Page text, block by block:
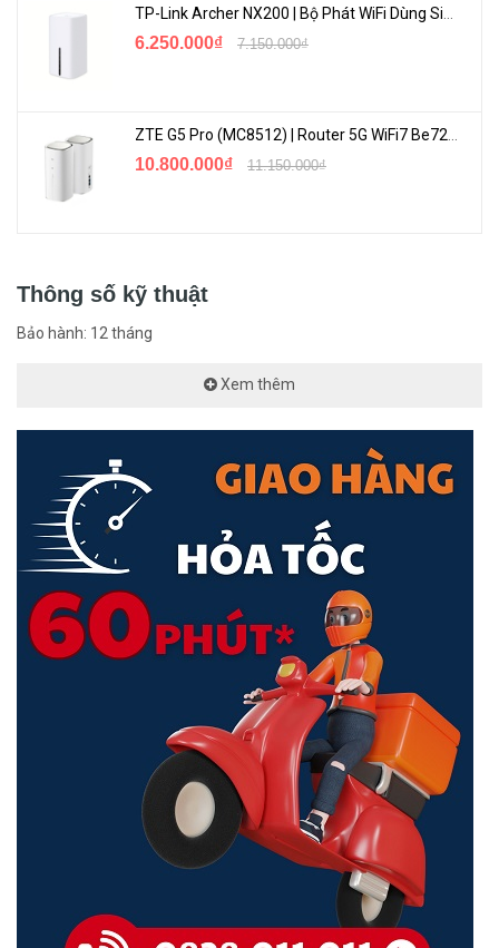
<Hotline: 0828.011.011 - (028)7300.2021 - VoHoang.vn>
6.250.000₫ 7.150.000₫
10.800.000₫ 11.150.000₫
Thông số kỹ thuật
Bảo hành: 12 tháng
Xem thêm